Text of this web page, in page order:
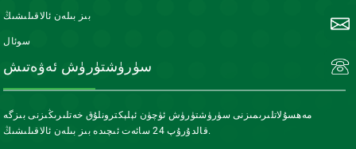
بىز بىلەن ئالاقىلىشىڭ
سوئال
سۈرۈشتۈرۈش ئەۋەتىش
مەھسۇلاتلىرىمىزنى سۈرۈشتۈرۈش ئۈچۈن ئېلېكترونلۇق خەتلىرىڭىزنى بىزگە
قالدۇرۇپ 24 سائەت ئىچىدە بىز بىلەن ئالاقىلىشىڭ.